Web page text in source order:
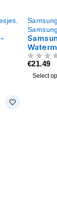
€21.49
Select